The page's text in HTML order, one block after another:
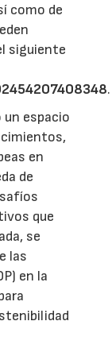
como de
siguiente
.
un espacio
en
de
que
se
las
en la